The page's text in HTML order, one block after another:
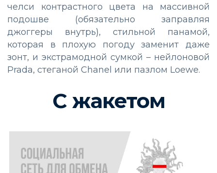
челси контрастного цвета на массивной
подошве (обязательно заправляя
джоггеры внутрь), стильной панамой,
которая в плохую погоду заменит даже
зонт, и экстрамодной сумкой – нейлоновой
Prada, стеганой Chanel или пазлом Loewe.
С жакетом